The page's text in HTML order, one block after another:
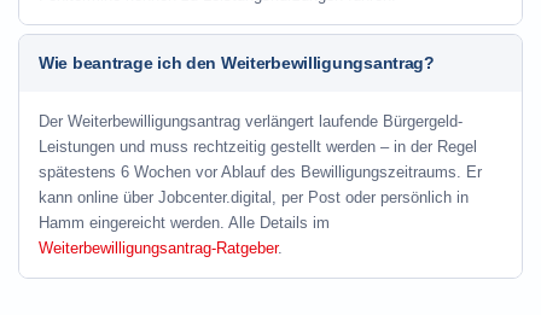
Wie beantrage ich den Weiterbewilligungsantrag?
Der Weiterbewilligungsantrag verlängert laufende Bürgergeld-
Leistungen und muss rechtzeitig gestellt werden – in der Regel
spätestens 6 Wochen vor Ablauf des Bewilligungszeitraums. Er
kann online über Jobcenter.digital, per Post oder persönlich in
Hamm eingereicht werden. Alle Details im
Weiterbewilligungsantrag-Ratgeber.